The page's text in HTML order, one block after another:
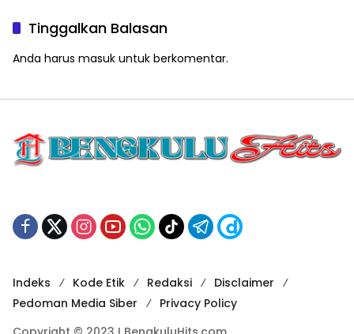
Tinggalkan Balasan
Anda harus masuk untuk berkomentar.
Indeks Kode Etik Redaksi
Disclaimer
Pedoman Media Siber
Privacy Policy